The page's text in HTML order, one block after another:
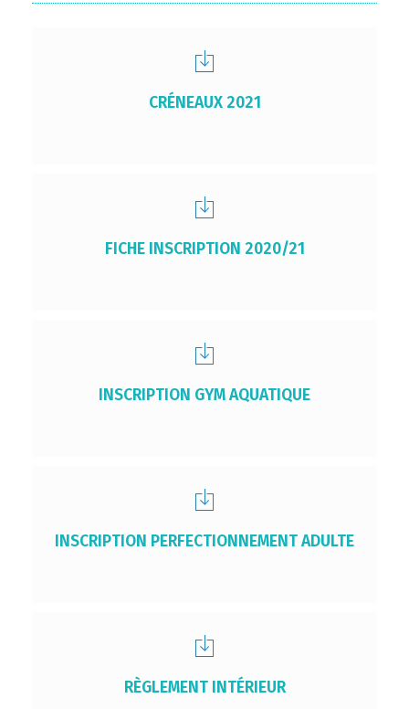
CRÉNEAUX 2021
FICHE INSCRIPTION 2020/21
INSCRIPTION GYM AQUATIQUE
INSCRIPTION PERFECTIONNEMENT ADULTE
RÈGLEMENT INTÉRIEUR